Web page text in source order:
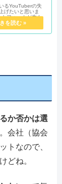
るYouTuberの失
げたいと思いま
フォームが生ん
か否かは選
会社（協会
トなので、
どね。